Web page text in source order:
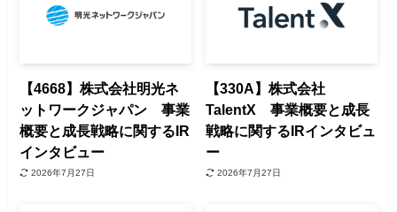
【4668】株式会社明光ネ
ットワークジャパン 事業
概要と成長戦略に関するIR
インタビュー
2026年7月27日
【330A】株式会社
TalentX 事業概要と成長
戦略に関するIRインタビュ
ー
2026年7月27日